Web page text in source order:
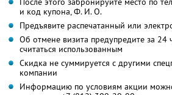
и код купона,Ф. И. О.
Предъявите распечатанный или
Об отмене визита предупредите за 24
считаться использованным
Скидка не суммируется с другими
компании
Информацию по условиям акции